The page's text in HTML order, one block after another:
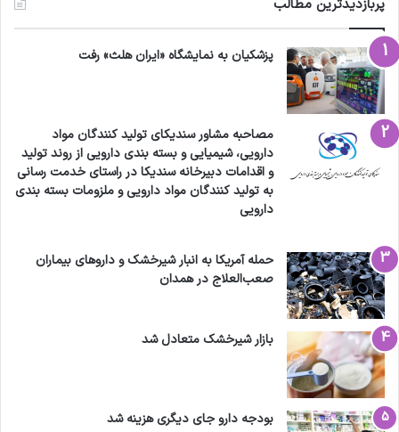
پربازدیدترین مطالب
پزشکیان به نمایشگاه «ایران هلث» رفت
مصاحبه مشاور سندیکای تولید کنندگان مواد
دارویی، شیمیایی و بسته بندی دارویی از روند تولید
و اقدامات دبیرخانه سندیکا در راستای خدمت رسانی
به تولید کنندگان مواد دارویی و ملزومات بسته بندی
دارویی
حمله آمریکا به انبار شیرخشک و داروهای بیماران
صعب‌العلاج در همدان
بازار شیرخشک متعادل شد
بودجه دارو جای دیگری هزینه شد